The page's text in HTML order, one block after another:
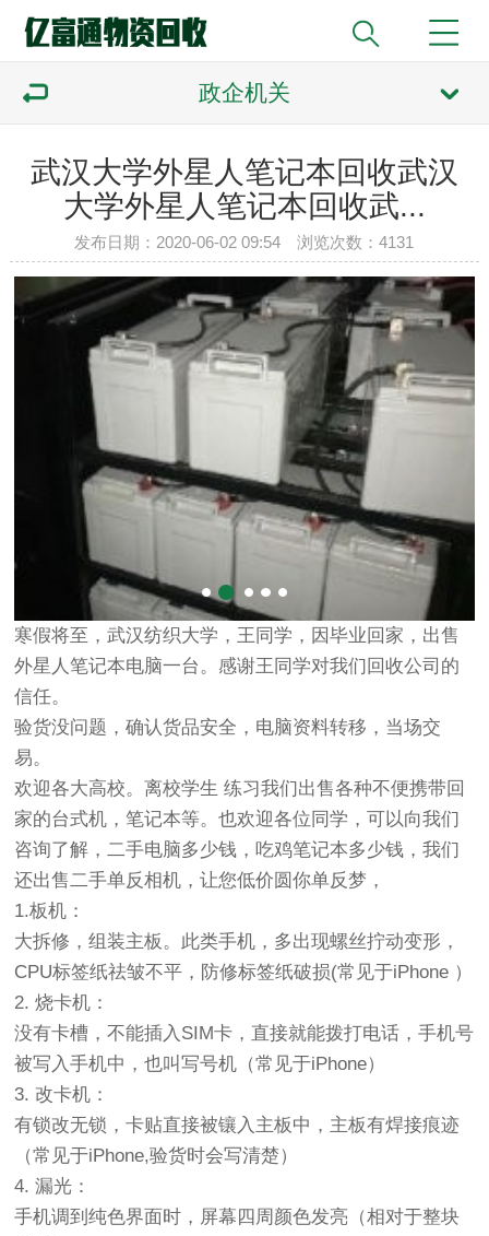
政企机关
武汉大学外星人笔记本回收武汉
大学外星人笔记本回收武...
发布日期：2020-06-02 09:54 浏览次数：4131
寒假将至，武汉纺织大学，王同学，因毕业回家，出售
外星人笔记本电脑一台。感谢王同学对我们回收公司的
信任。
验货没问题，确认货品安全，电脑资料转移，当场交
易。
欢迎各大高校。离校学生 练习我们出售各种不便携带回
家的台式机，笔记本等。也欢迎各位同学，可以向我们
咨询了解，二手电脑多少钱，吃鸡笔记本多少钱，我们
还出售二手单反相机，让您低价圆你单反梦，
1.板机：
大拆修，组装主板。此类手机，多出现螺丝拧动变形，
CPU标签纸祛皱不平，防修标签纸破损(常见于iPhone ）
2. 烧卡机：
没有卡槽，不能插入SIM卡，直接就能拨打电话，手机号
被写入手机中，也叫写号机（常见于iPhone）
3. 改卡机：
有锁改无锁，卡贴直接被镶入主板中，主板有焊接痕迹
（常见于iPhone,验货时会写清楚）
4. 漏光：
手机调到纯色界面时，屏幕四周颜色发亮（相对于整块